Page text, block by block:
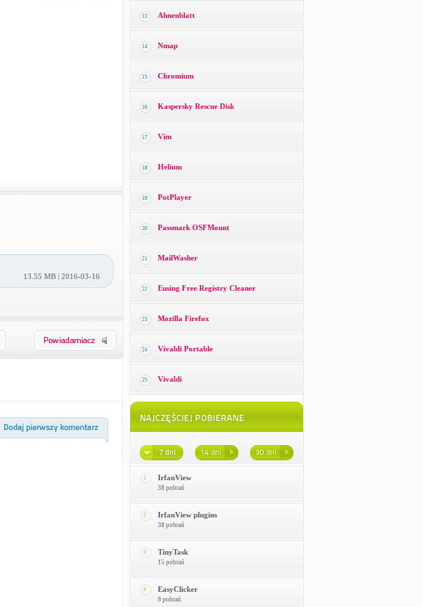
13.55 MB | 2016-03-16
13 Ahnenblatt
14 Nmap
15 Chromium
16 Kaspersky Rescue Disk
17 Vim
18 Helium
19 PotPlayer
20 Passmark OSFMount
21 MailWasher
22 Eusing Free Registry Cleaner
23 Mozilla Firefox
24 Vivaldi Portable
25 Vivaldi
1 IrfanView
38 pobrań
2 IrfanView plugins
38 pobrań
3 TinyTask
15 pobrań
4 EasyClicker
9 pobrań